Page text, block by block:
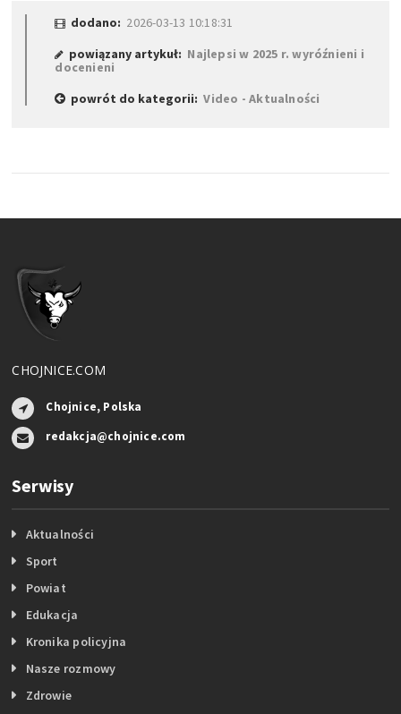
dodano: 2026-03-13 10:18:31
powiązany artykuł: Najlepsi w 2025 r. wyróźnieni i
docenieni
powrót do kategorii:Video - Aktualności
CHOJNICE.COM
Chojnice, Polska
redakcja@chojnice.com
Serwisy
Aktualności
Sport
Powiat
Edukacja
Kronika policyjna
Nasze rozmowy
Zdrowie